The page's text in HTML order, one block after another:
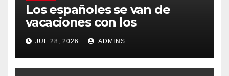
Los españoles se van de
vacaciones con los
carburantes hasta un 21%
más caros que el año pasado
y los hoteles disparados
JUL 28, 2026 ADMINS